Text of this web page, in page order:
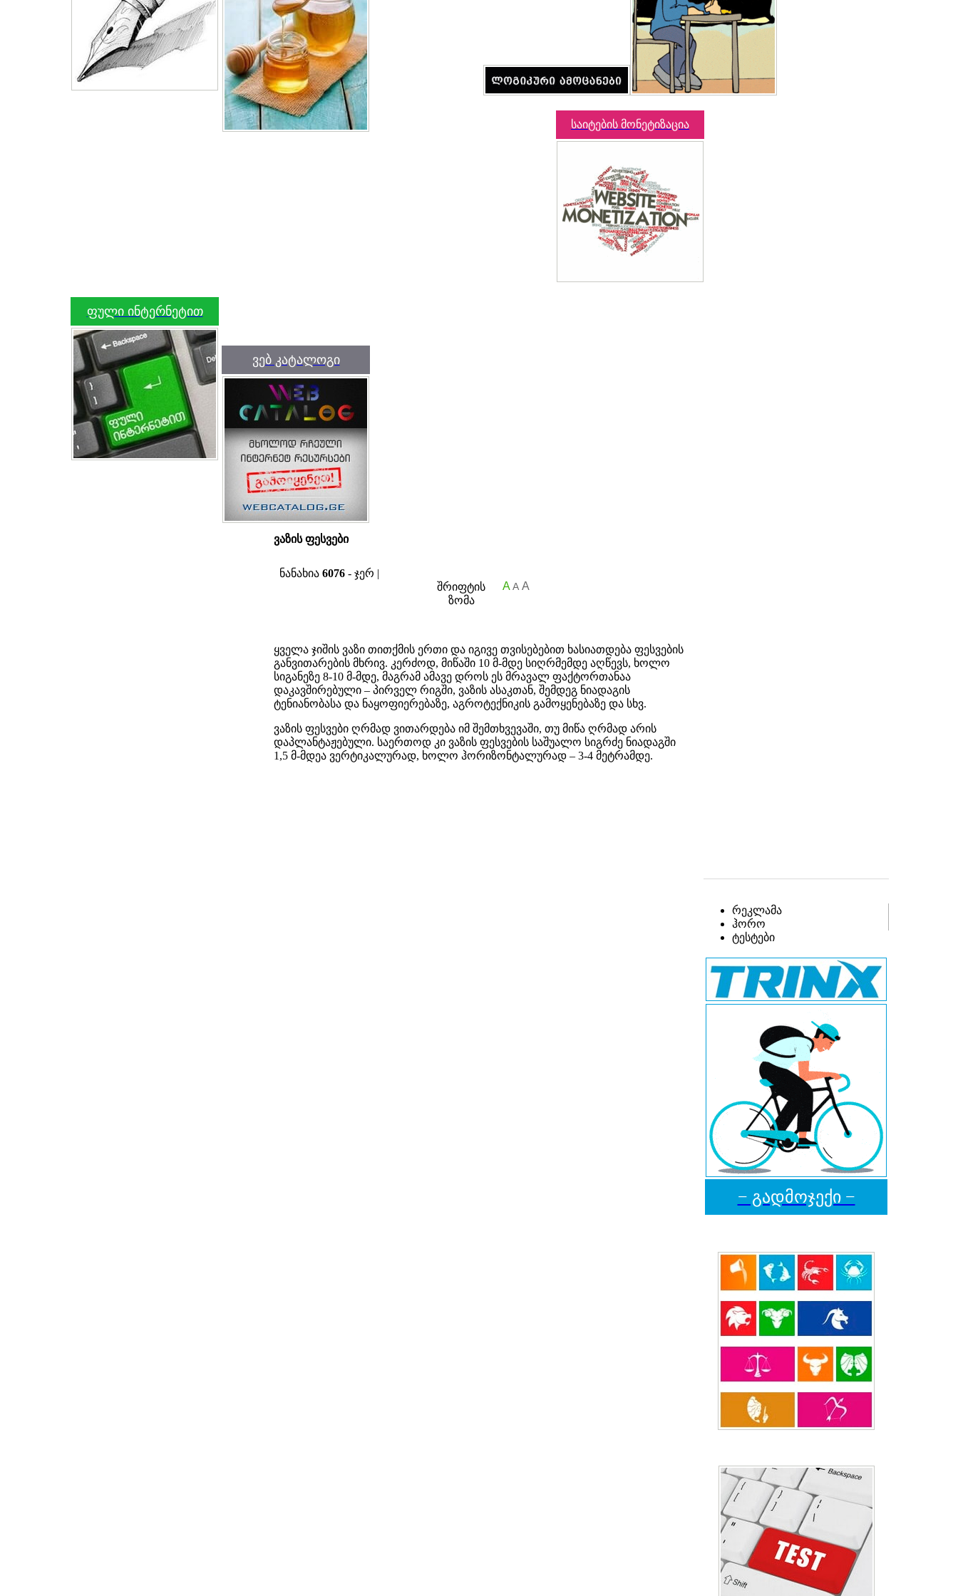
საიტების მონეტიზაცია
ფული ინტერნეტით
ვებ კატალოგი
ვაზის ფესვები
ნანახია 6076 - ჯერ |
შრიფტის
ზომა
A A A
ყველა ჯიშის ვაზი თითქმის ერთი და იგივე თვისებებით ხასიათდება ფესვების
განვითარების მხრივ. კერძოდ, მიწაში 10 მ-მდე სიღრმემდე აღწევს, ხოლო
სიგანეზე 8-10 მ-მდე, მაგრამ ამავე დროს ეს მრავალ ფაქტორთანაა
დაკავშირებული – პირველ რიგში, ვაზის ასაკთან, შემდეგ ნიადაგის
ტენიანობასა და ნაყოფიერებაზე, აგროტექნიკის გამოყენებაზე და სხვ.
ვაზის ფესვები ღრმად ვითარდება იმ შემთხვევაში, თუ მიწა ღრმად არის
დაპლანტაჟებული. საერთოდ კი ვაზის ფესვების საშუალო სიგრძე ნიადაგში
1,5 მ-მდეა ვერტიკალურად, ხოლო ჰორიზონტალურად – 3-4 მეტრამდე.
რეკლამა
ჰორო
ტესტები
− გადმოჯექი −